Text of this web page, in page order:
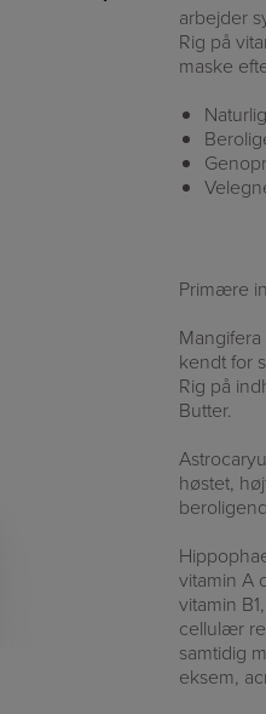
arbejder
Rig på
maske
Primære
kendt for
Rig på
Butter.
høstet,
vitamin A
vitamin
cellulær
samtidig
eksem,